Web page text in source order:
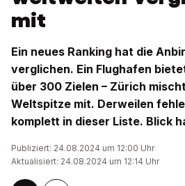
mit
Ein neues Ranking hat die
verglichen. Ein Flughafen
über 300 Zielen – Zürich
Weltspitze mit. Derweilen
komplett in dieser Liste. Blick
Publiziert: 24.08.2024 um 12:00 Uhr
Aktualisiert: 24.08.2024 um 12:14 Uhr